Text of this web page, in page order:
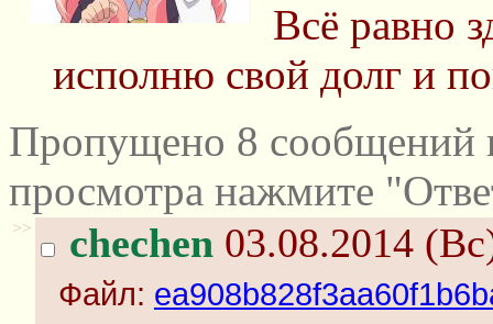
Всё равно
исполню свой долг и
Пропущено 8 сообщений
просмотра нажмите
>> chechen 03.08.2014
Файл: